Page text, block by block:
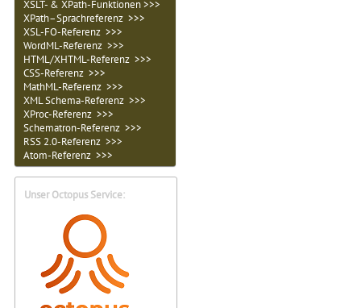
XSLT- & XPath-Funktionen >>>
XPath–Sprachreferenz >>>
XSL-FO-Referenz >>>
WordML-Referenz >>>
HTML/XHTML-Referenz >>>
CSS-Referenz >>>
MathML-Referenz >>>
XML Schema-Referenz >>>
XProc-Referenz >>>
Schematron-Referenz >>>
RSS 2.0-Referenz >>>
Atom-Referenz >>>
Unser Octopus Service: